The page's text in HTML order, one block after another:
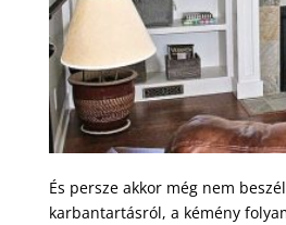
És persze akkor még nem
karbantartásról, a kémény